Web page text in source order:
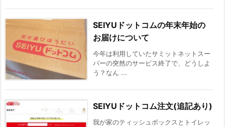
SEIYUドットコムの年末年始の
お届けについて
今年は利用していたサミットネットスー
パーの突然のサービス終了で、どうしよ
う？なん ...
SEIYUドットコム注文(追記あり)
我が家のティッシュボックスとトイレッ